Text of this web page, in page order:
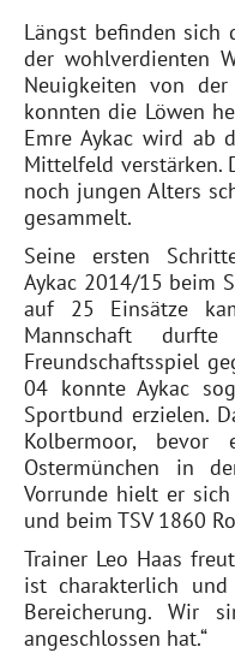
Längst befinden sich
der wohlverdienten
Neuigkeiten von der
konnten die Löwen
Emre Aykac wird ab
Mittelfeld verstärken.
noch jungen Alters
gesammelt.
Seine ersten
Aykac 2014/15 beim
auf 25 Einsätze
Mannschaft
Freundschaftsspiel
04 konnte Aykac
Sportbund erzielen.
Kolbermoor,
Ostermünchen in
Vorrunde hielt er
und beim TSV 1860
Trainer Leo Haas
ist charakterlich
Bereicherung. Wir
angeschlossen hat.“